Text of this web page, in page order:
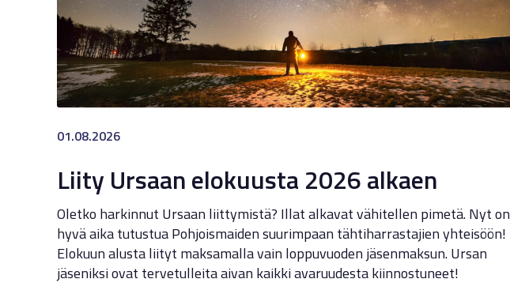
01.08.2026
Liity Ursaan elokuusta 2026 alkaen
Oletko harkinnut Ursaan liittymistä? Illat alkavat vähitellen pimetä. Nyt on
hyvä aika tutustua Pohjoismaiden suurimpaan tähtiharrastajien yhteisöön!
Elokuun alusta liityt maksamalla vain loppuvuoden jäsenmaksun. Ursan
jäseniksi ovat tervetulleita aivan kaikki avaruudesta kiinnostuneet!